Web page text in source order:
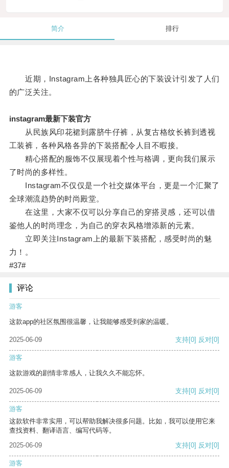
简介 排行
近期，Instagram上各种独具匠心的下装设计引发了人们
的广泛关注。
instagram最新下装官方
从民族风印花裙到露脐牛仔裤，从复古格纹长裤到透视
工装裤，各种风格各异的下装搭配令人目不暇接。
精心搭配的服饰不仅展现着个性与格调，更向我们展示
了时尚的多样性。
Instagram不仅仅是一个社交媒体平台，更是一个汇聚了
全球潮流趋势的时尚殿堂。
在这里，大家不仅可以分享自己的穿搭灵感，还可以借
鉴他人的时尚理念，为自己的穿衣风格增添新的元素。
立即关注Instagram上的最新下装搭配，感受时尚的魅
力！。
#37#
评论
游客
这款app的社区氛围很温馨，让我能够感受到家的温暖。
2025-06-09 支持[0] 反对[0]
游客
这款游戏的剧情非常感人，让我久久不能忘怀。
2025-06-09 支持[0] 反对[0]
游客
这款软件非常实用，可以帮助我解决很多问题。比如，我可以使用它来
查找资料、翻译语言、编写代码等。
2025-06-09
支持[0] 反对[0]
游客